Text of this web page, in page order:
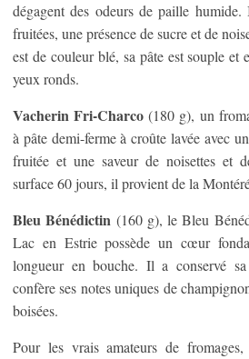
dégagent des odeurs de paille
fruitées, une présence de sucre et de
est de couleur blé, sa pâte est souple et
yeux ronds.
Vacherin Fri-Charco(180 g), un
à pâte demi-ferme à croûte lavée avec
fruitée et une saveur de noisettes et
surface 60 jours, il provient de la
Bleu Bénédictin (160 g), le Bleu
Lac en Estrie possède un cœur
longueur en bouche. Il a conservé
confère ses notes uniques de
boisées.
Pour les vrais amateurs de